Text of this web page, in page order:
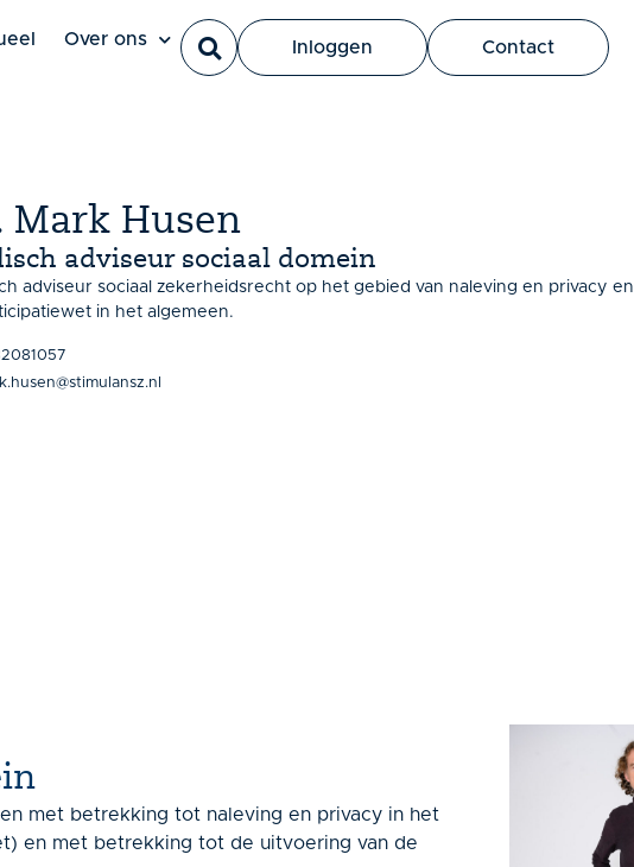
Over ons Inloggen Contact
Mark Husen
adviseur sociaal domein
adviseur sociaal zekerheidsrecht op het gebied van naleving en privacy en
in het algemeen.
met betrekking tot naleving en privacy in het
en met betrekking tot de uitvoering van de